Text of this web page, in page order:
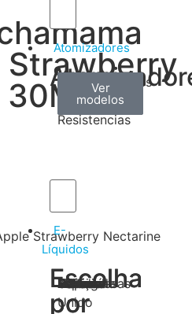
Atomizadores
Claromizadores
Ver
modelos
Reconstruíveis
Ver
modelos
Resistencias
Ver
modelos
E-
Líquidos
Escolha
por
Tabaco
Frutas
Bebidas
Frescos
Sobremesas
Escolha
por
Portugal
Alemanha
USA
Reino
Unido
Canadá
França
Malásia
Filipinas
Espanha
Polónia
Grécia
Strawberry
30ML
Strawberry Nectarine